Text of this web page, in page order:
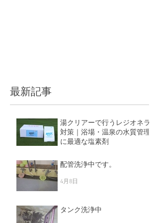
最新記事
湯クリアーで行うレジオネラ
対策｜浴場・温泉の水質管理
に最適な塩素剤
配管洗浄中です。
4月8日
タンク洗浄中